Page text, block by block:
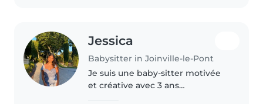
Jessica
Babysitter in Joinville-le-Pont
Je suis une baby-sitter motivée
et créative avec 3 ans